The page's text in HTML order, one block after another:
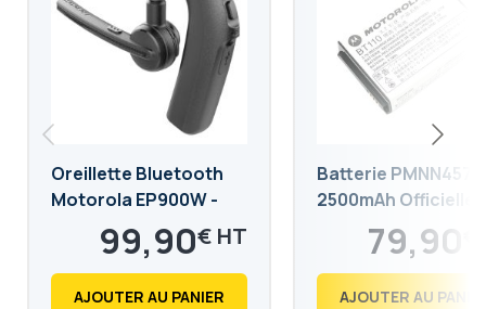
Oreillette Bluetooth
Motorola EP900W -
PMLN7851A99,90€
119,88
AJOUTER AU PANIER
Batterie
2500mAh Officielle
Motorola79,90
95,88
AJOUTER AU